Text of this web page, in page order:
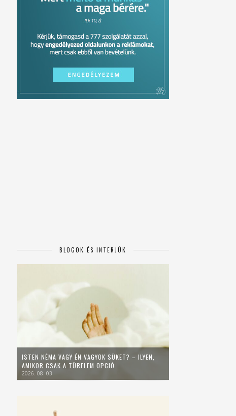
BLOGOK ÉS INTERJÚK
ISTEN NÉMA VAGY ÉN VAGYOK SÜKET? – ILYEN,
AMIKOR CSAK A TÜRELEM OPCIÓ
2026. 08. 03.